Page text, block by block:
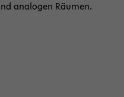
ana­lo­gen Räu­men.